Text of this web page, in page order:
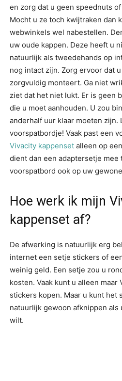
en zorg dat u geen speednuts
Mocht u ze toch kwijtraken dan
webwinkels wel nabestellen.
uw oude kappen. Deze heeft u
natuurlijk als tweedehands op
nog intact zijn. Zorg ervoor dat
zorgvuldig monteert. Ga niet
ziet dat het niet lukt. Er is geen
die u moet aanhouden. U zou
anderhalf uur klaar moeten zijn.
voorspatbordje! Vaak past een
Vivacity kappenset alleen op
dient dan een adaptersetje
voorspatbord ook op uw
Hoe werk ik mijn
kappenset af?
De afwerking is natuurlijk erg
internet een setje stickers of
weinig geld. Een setje zou u
kosten. Vaak kunt u alleen maar
stickers kopen. Maar u kunt het
natuurlijk gewoon afknippen
wilt.